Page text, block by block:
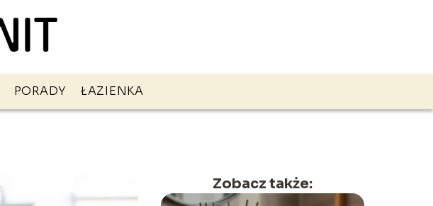
PORADY ŁAZIENKA
Zobacz także: